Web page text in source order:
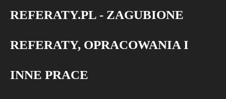
REFERATY.PL - ZAGUBIONE
REFERATY, OPRACOWANIA I
INNE PRACE